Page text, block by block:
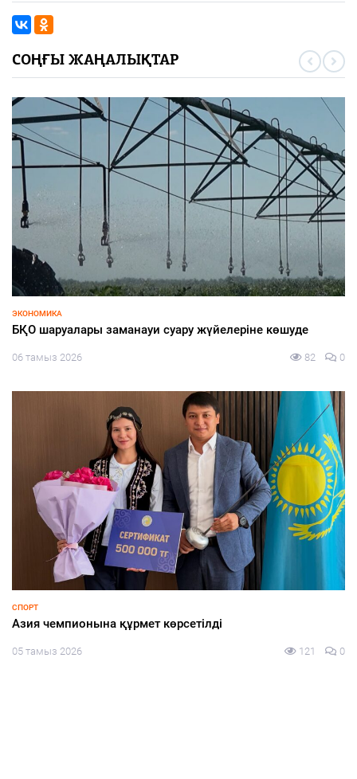
СОҢҒЫ ЖАҢАЛЫҚТАР
ЭКОНОМИКА
БҚО шаруалары заманауи суару жүйелеріне көшуде
06 тамыз 2026 82 0
СПОРТ
Азия чемпионына құрмет көрсетілді
05 тамыз 2026 121 0